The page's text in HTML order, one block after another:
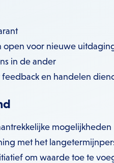
voor nieuwe
in de ander
feedback en handelen
mogelijkheden
met het
om waarde toe te